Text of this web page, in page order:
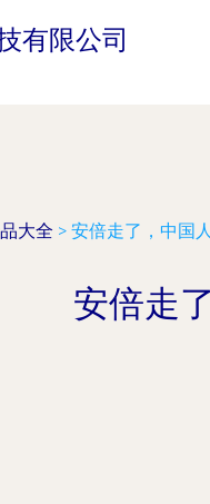
有限公司
大全 > 安倍走了，中国
安倍走